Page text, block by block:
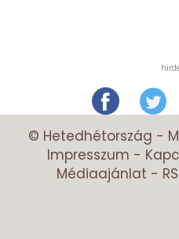
© Hetedhétország -
Impresszum -
Médiaajánlat -